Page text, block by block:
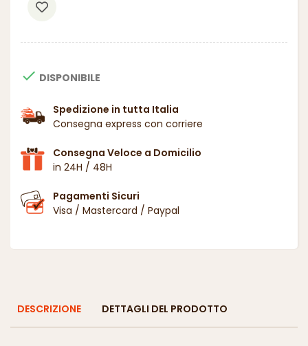
 DISPONIBILE
Spedizione in tutta Italia
Consegna express con corriere
Consegna Veloce a Domicilio
in 24H / 48H
Pagamenti Sicuri
Visa / Mastercard / Paypal
DESCRIZIONE DETTAGLI DEL PRODOTTO